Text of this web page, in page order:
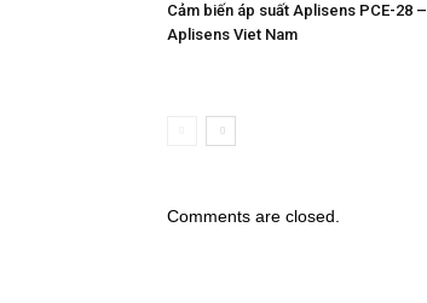
Cảm biến áp suất Aplisens PCE-28 –
Aplisens Viet Nam
Comments are closed.